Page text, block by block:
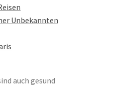
Unbekannten